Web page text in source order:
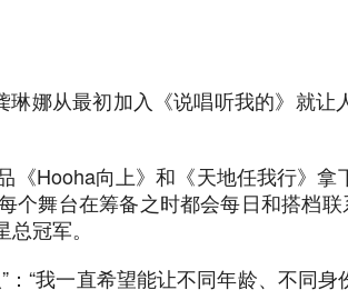
琳娜从最初加入《说唱听我的》就
Hooha向上》和《天地任我行》
舞台在筹备之时都会每日和搭档
冠军。
“我一直希望能让不同年龄、不同